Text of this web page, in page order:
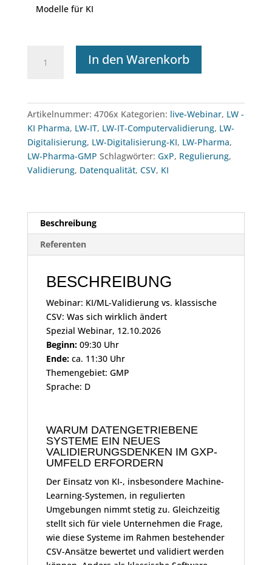
Modelle für KI
KI/ML-
klassische
CSV:
Was
sich
wirklich
In den Warenkorb
Artikelnummer: 4706x Kategorien: live-Webinar, LW -
KI Pharma, LW-IT, LW-IT-Computervalidierung, LW-
Digitalisierung, LW-Digitalisierung-KI, LW-Pharma,
LW-Pharma-GMP Schlagwörter: GxP, Regulierung,
Validierung, Datenqualität, CSV, KI
Beschreibung
Referenten
BESCHREIBUNG
Webinar: KI/ML-Validierung vs. klassische
CSV: Was sich wirklich ändert
Spezial Webinar, 12.10.2026
Beginn:09:30 Uhr
Ende:ca. 11:30 Uhr
Themengebiet: GMP
Sprache: D
WARUM DATENGETRIEBENE
SYSTEME EIN NEUES
VALIDIERUNGSDENKEN IM GXP-
UMFELD ERFORDERN
Der Einsatz von KI-, insbesondere Machine-
Learning-Systemen, in regulierten
Umgebungen nimmt stetig zu. Gleichzeitig
stellt sich für viele Unternehmen die Frage,
wie diese Systeme im Rahmen bestehender
CSV-Ansätze bewertet und validiert werden